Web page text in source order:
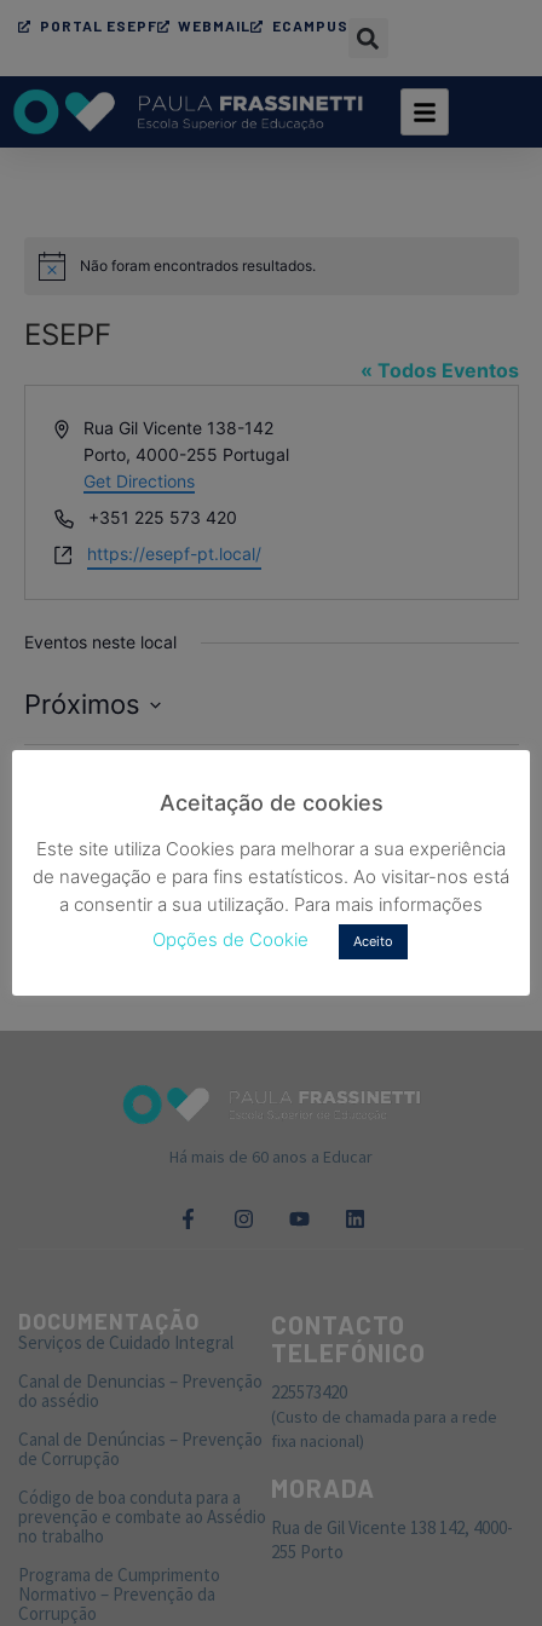
PORTAL ESEPF WEBMAIL ECAMPUS
Aviso Não foram encontrados resultados.
ESEPF
« Todos Eventos
Endereço
Rua Gil Vicente 138-142
Porto, 4000-255 Portugal
Get Directions
Telefone+351 225 573 420
Websitehttps://esepf-pt.local/
Eventos neste local
Próximos
a
Subscrever o calendário
Há mais de 60 anos a Educar
DOCUMENTAÇÃO
Serviços de Cuidado Integral
Canal de Denuncias – Prevenção
do assédio
Canal de Denúncias – Prevenção
de Corrupção
Código de boa conduta para a
prevenção e combate ao Assédio
no trabalho
Programa de Cumprimento
Normativo – Prevenção da
Corrupção
CONTACTO
TELEFÓNICO
225573420
(Custo de chamada para a rede
fixa nacional)
MORADA
Rua de Gil Vicente 138 142, 4000-
255 Porto
Aceitação de cookies
Este site utiliza Cookies para melhorar a sua experiência
de navegação e para fins estatísticos. Ao visitar-nos está
a consentir a sua utilização. Para mais informações
Opções de Cookie
Aceito